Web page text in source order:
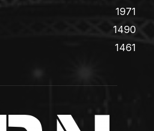
1971
1490
1461